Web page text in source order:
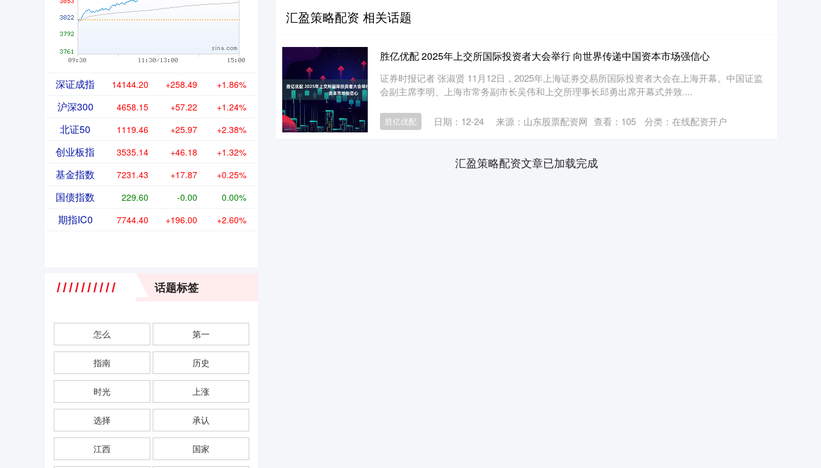
汇盈策略配资 相关话题
胜亿优配 2025年上交所国际投资者大会举行 向世界传递中国资本市场强信心
证券时报记者 张淑贤 11月12日，2025年上海证券交易所国际投资者大会在上海开幕。中国证监
会副主席李明、上海市常务副市长吴伟和上交所理事长邱勇出席开幕式并致....
胜亿优配 日期：12-24 来源：山东股票配资网 查看： 105 分类： 在线配资开户
汇盈策略配资文章已加载完成
深证成指 14144.20 +258.49 +1.86%
沪深300 4658.15 +57.22 +1.24%
北证50 1119.46 +25.97 +2.38%
创业板指 3535.14 +46.18 +1.32%
基金指数 7231.43 +17.87 +0.25%
国债指数 229.60 -0.00 0.00%
期指IC0 7744.40 +196.00 +2.60%
话题标签
怎么 第一
指南 历史
时光 上涨
选择 承认
江西 国家